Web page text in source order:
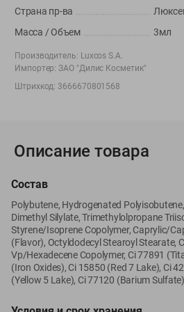
Вакансии👋
Корпоративный сайт Green
соглашения
соответствии с законодательством об
юридических лиц: Отдел торговли и услуг
Фрунзенского района г. Минска + 375 17
Номер и адрес электронной почты лица,
продавцом рассматривать обращения
прав, предусмотренных
потребителей: +375 44 560-60-61,
Страна пр-ва
Масса / Объем
3мл
Производитель: Luxcos S.A.
Импортер: ЗАО "Дилис Косметик"
Штрихкод: 3666670801568
Описание товара
Состав
Polybutene, Hydrogenated
Dimethyl Silylate, Trimethylolpropane
Styrene/Isoprene Copolymer, Caprylic/
(Flavor), Octyldodecyl Stearoyl Stearate,
Vp/Hexadecene Copolymer, Ci 77891
(Iron Oxides), Ci 15850 (Red 7 Lake), Ci
(Yellow 5 Lake), Ci 77120 (Barium